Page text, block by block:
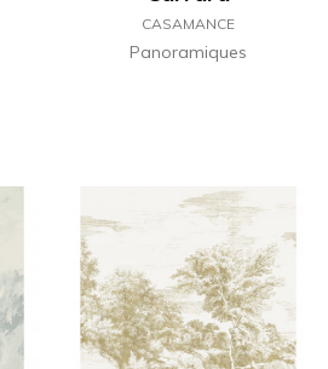
CASAMANCE
Panoramiques